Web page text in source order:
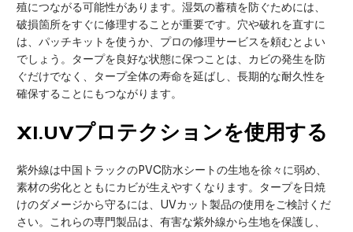
殖につながる可能性があります。湿気の蓄積を防ぐためには、
破損箇所をすぐに修理することが重要です。穴や破れを直すに
は、パッチキットを使うか、プロの修理サービスを頼むとよい
でしょう。タープを良好な状態に保つことは、カビの発生を防
ぐだけでなく、タープ全体の寿命を延ばし、長期的な耐久性を
確保することにもつながります。
XI.UVプロテクションを使用する
紫外線は中国トラックのPVC防水シートの生地を徐々に弱め、
素材の劣化とともにカビが生えやすくなります。タープを日焼
けのダメージから守るには、UVカット製品の使用をご検討くだ
さい。これらの専門製品は、有害な紫外線から生地を保護し、